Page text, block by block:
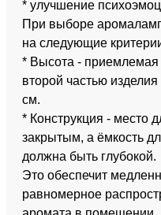
* улучшение
При выборе
на следующие
* Высота -
второй частью
см.
* Конструкция - место
закрытым, а ёмкость
должна быть глубокой.
Это обеспечит
равномерное